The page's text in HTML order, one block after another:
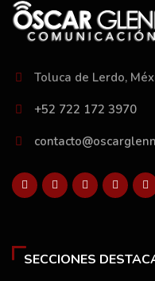
Toluca de Lerdo,
+52 722 172 3970
SECCIONES